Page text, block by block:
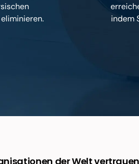
indem
der Welt